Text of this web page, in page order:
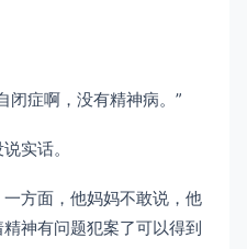
闭症啊，没有精神病。”
实话。
方面，他妈妈不敢说，他
神有问题犯案了可以得到